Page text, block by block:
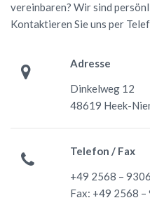
vereinbaren? Wir sind
Kontaktieren Sie uns per
Adresse
Dinkelweg 12
48619 Heek-
Telefon / Fax
+49 2568 –
Fax: +49 2568